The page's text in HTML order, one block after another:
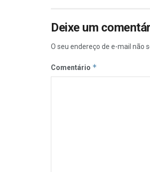
Deixe um
O seu endereço de e-mail não
Comentário *